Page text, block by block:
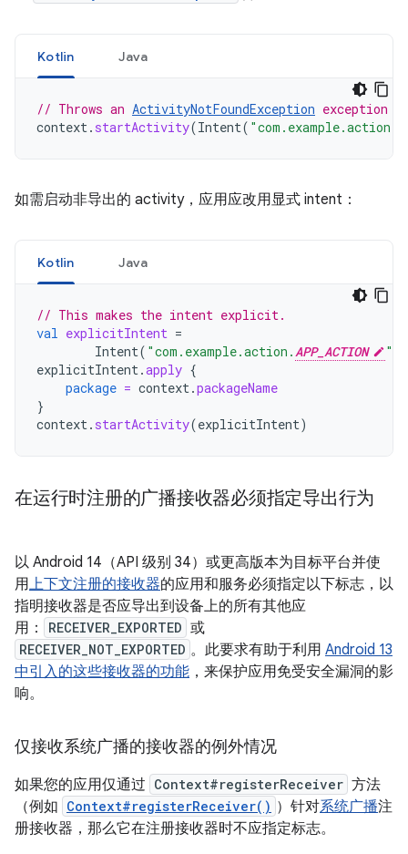
Kotlin Java
// Throws an ActivityNotFoundException exception
context. startActivity(Intent( "com.example.action.
如需启动非导出的 activity，应用应改用显式 intent：
Kotlin Java
// This makes the intent explicit.
val explicitIntent =
Intent( "com.example.action.APP_ACTION "
explicitIntent.apply {
package = context.packageName
}
context. startActivity(explicitIntent)
在运行时注册的广播接收器必须指定导出行为
以 Android 14（API 级别 34）或更高版本为目标平台并使
用上下文注册的接收器的应用和服务必须指定以下标志，以
指明接收器是否应导出到设备上的所有其他应
用：
RECEIVER_EXPORTED 或
RECEIVER_NOT_EXPORTED 。此要求有助于利用 Android 13
中引入的这些接收器的功能 ，来保护应用免受安全漏洞的影
响。
仅接收系统广播的接收器的例外情况
如果您的应用仅通过 Context#registerReceiver 方法
（例如 Context#registerReceiver() ）针对系统广播注
册接收器，那么它在注册接收器时不应指定标志。